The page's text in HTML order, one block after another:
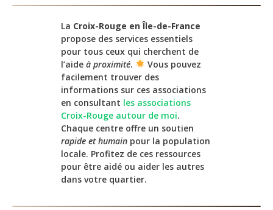
La Croix-Rouge en Île-de-France
propose des services essentiels
pour tous ceux qui cherchent de
l’aide à proximité.
Vous pouvez
facilement trouver des
informations sur ces associations
en consultant les associations
Croix-Rouge autour de moi.
Chaque centre offre un soutien
rapide et humain pour la population
locale. Profitez de ces ressources
pour être aidé ou aider les autres
dans votre quartier.